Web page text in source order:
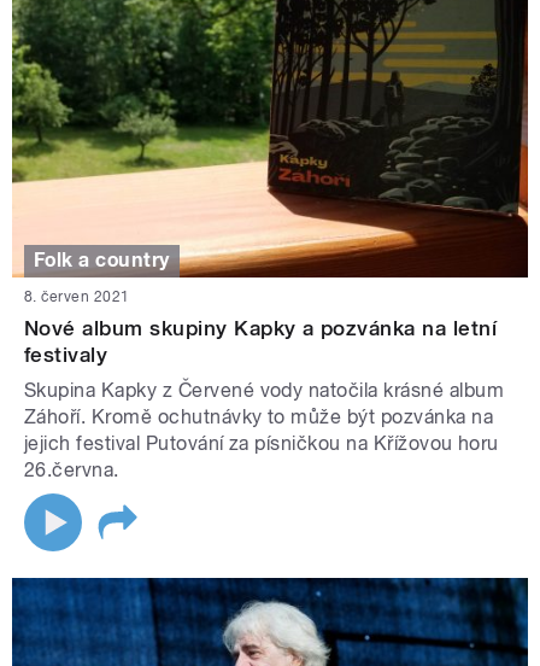
Folk a country
8. červen 2021
Nové album skupiny Kapky a pozvánka na letní
festivaly
Skupina Kapky z Červené vody natočila krásné album
Záhoří. Kromě ochutnávky to může být pozvánka na
jejich festival Putování za písničkou na Křížovou horu
26.června.